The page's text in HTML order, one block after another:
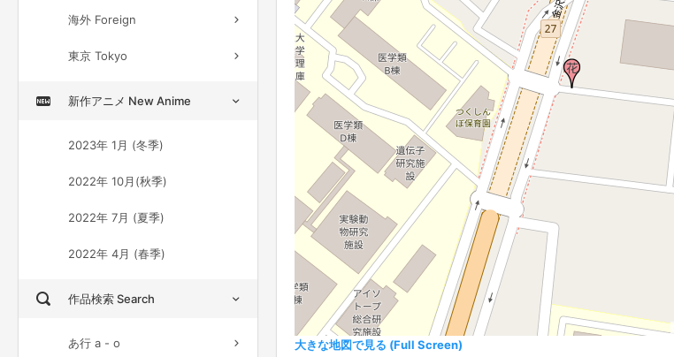
海外 Foreign
東京 Tokyo
新作アニメ New Anime
2023年 1月 (冬季)
2022年 10月(秋季)
2022年 7月 (夏季)
2022年 4月 (春季)
作品検索 Search
あ行 a - o
大きな地図で見る (Full Screen)